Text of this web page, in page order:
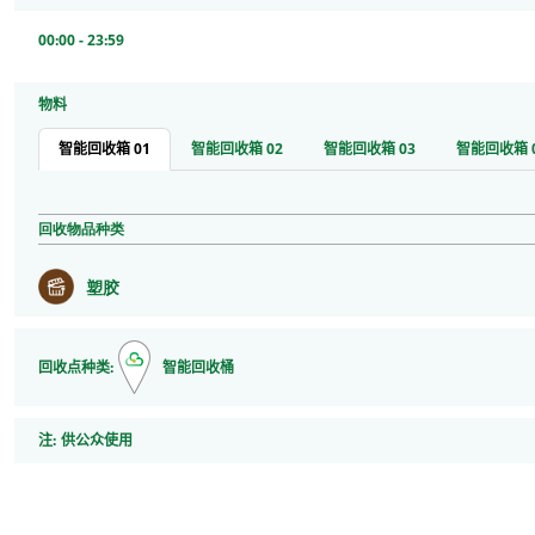
00:00 - 23:59
物料
智能回收箱 01 智能回收箱 02 智能回收箱 03 智能回收箱
回收物品种类
塑胶
回收点种类: 智能回收桶
注: 注
供公众使用